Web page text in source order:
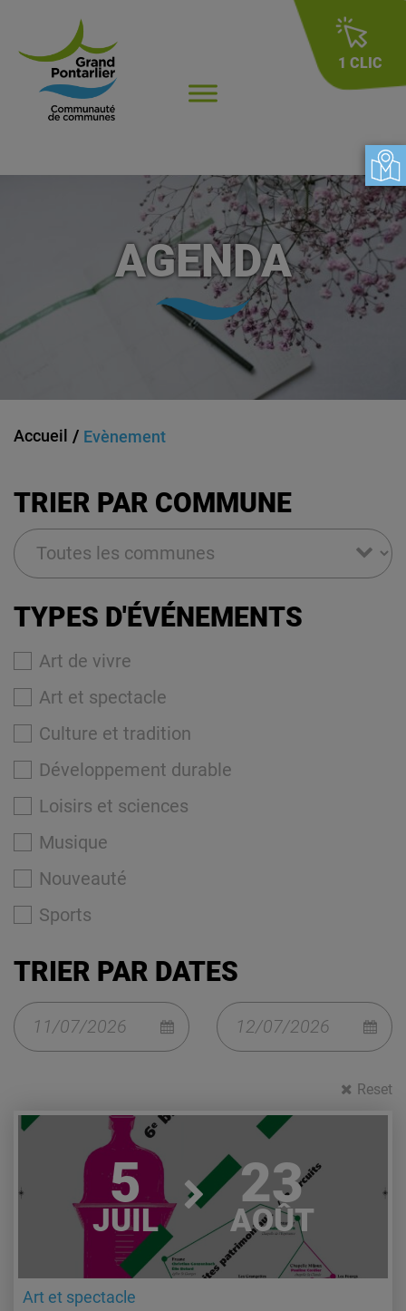
1 CLIC
AGENDA
Accueil Evènement
TRIER PAR COMMUNE
TYPES D'ÉVÉNEMENTS
Art de vivre
Art et spectacle
Culture et tradition
Développement durable
Loisirs et sciences
Musique
Nouveauté
Sports
TRIER PAR DATES
Reset
5
JUIL
23
AOÛT
Art et spectacle
Lire l'article